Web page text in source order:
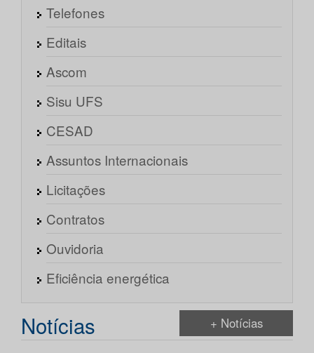
Telefones
Editais
Ascom
Sisu UFS
CESAD
Assuntos Internacionais
Licitações
Contratos
Ouvidoria
Eficiência energética
Notícias + Notícias